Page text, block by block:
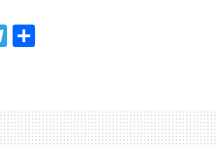
T
el
gr
a
m
p
ar
til